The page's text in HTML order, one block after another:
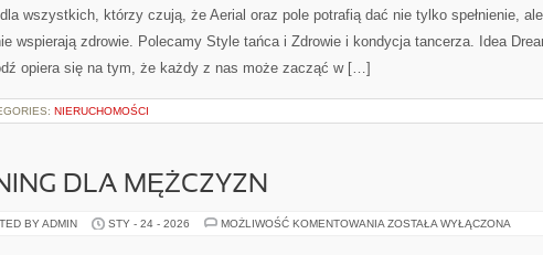
BY ADMIN STY - 24 - 2026 MOŻLIWOŚĆ KOMENTOWANIA
TANIEC
AMATORSKI
ZOSTAŁA WYŁĄCZONA
Dream Team Łódź – Aerial, Pole Dance, Fitness to
portal stworzona dla osób, które chcą połączyć ruch
sceniczny z ćwiczeniami i rozwijać się w kierunku
czują, że Aerial oraz pole potrafią dać nie tylko
i Zdrowie i kondycja tancerza. Idea Dream Team Łódź opiera się na tym, że każdy